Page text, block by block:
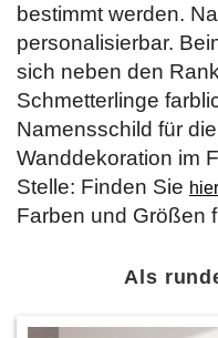
bestimmt werden.
personalisierbar.
sich neben den
Schmetterlinge
Namensschild für
Wanddekoration im
Stelle: Finden Sie hier
Farben und Größen
Als